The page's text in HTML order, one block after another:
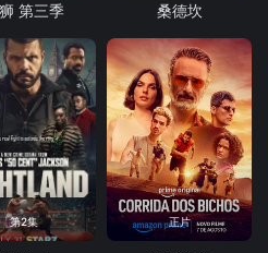
第三季 桑德坎
第2集 正片